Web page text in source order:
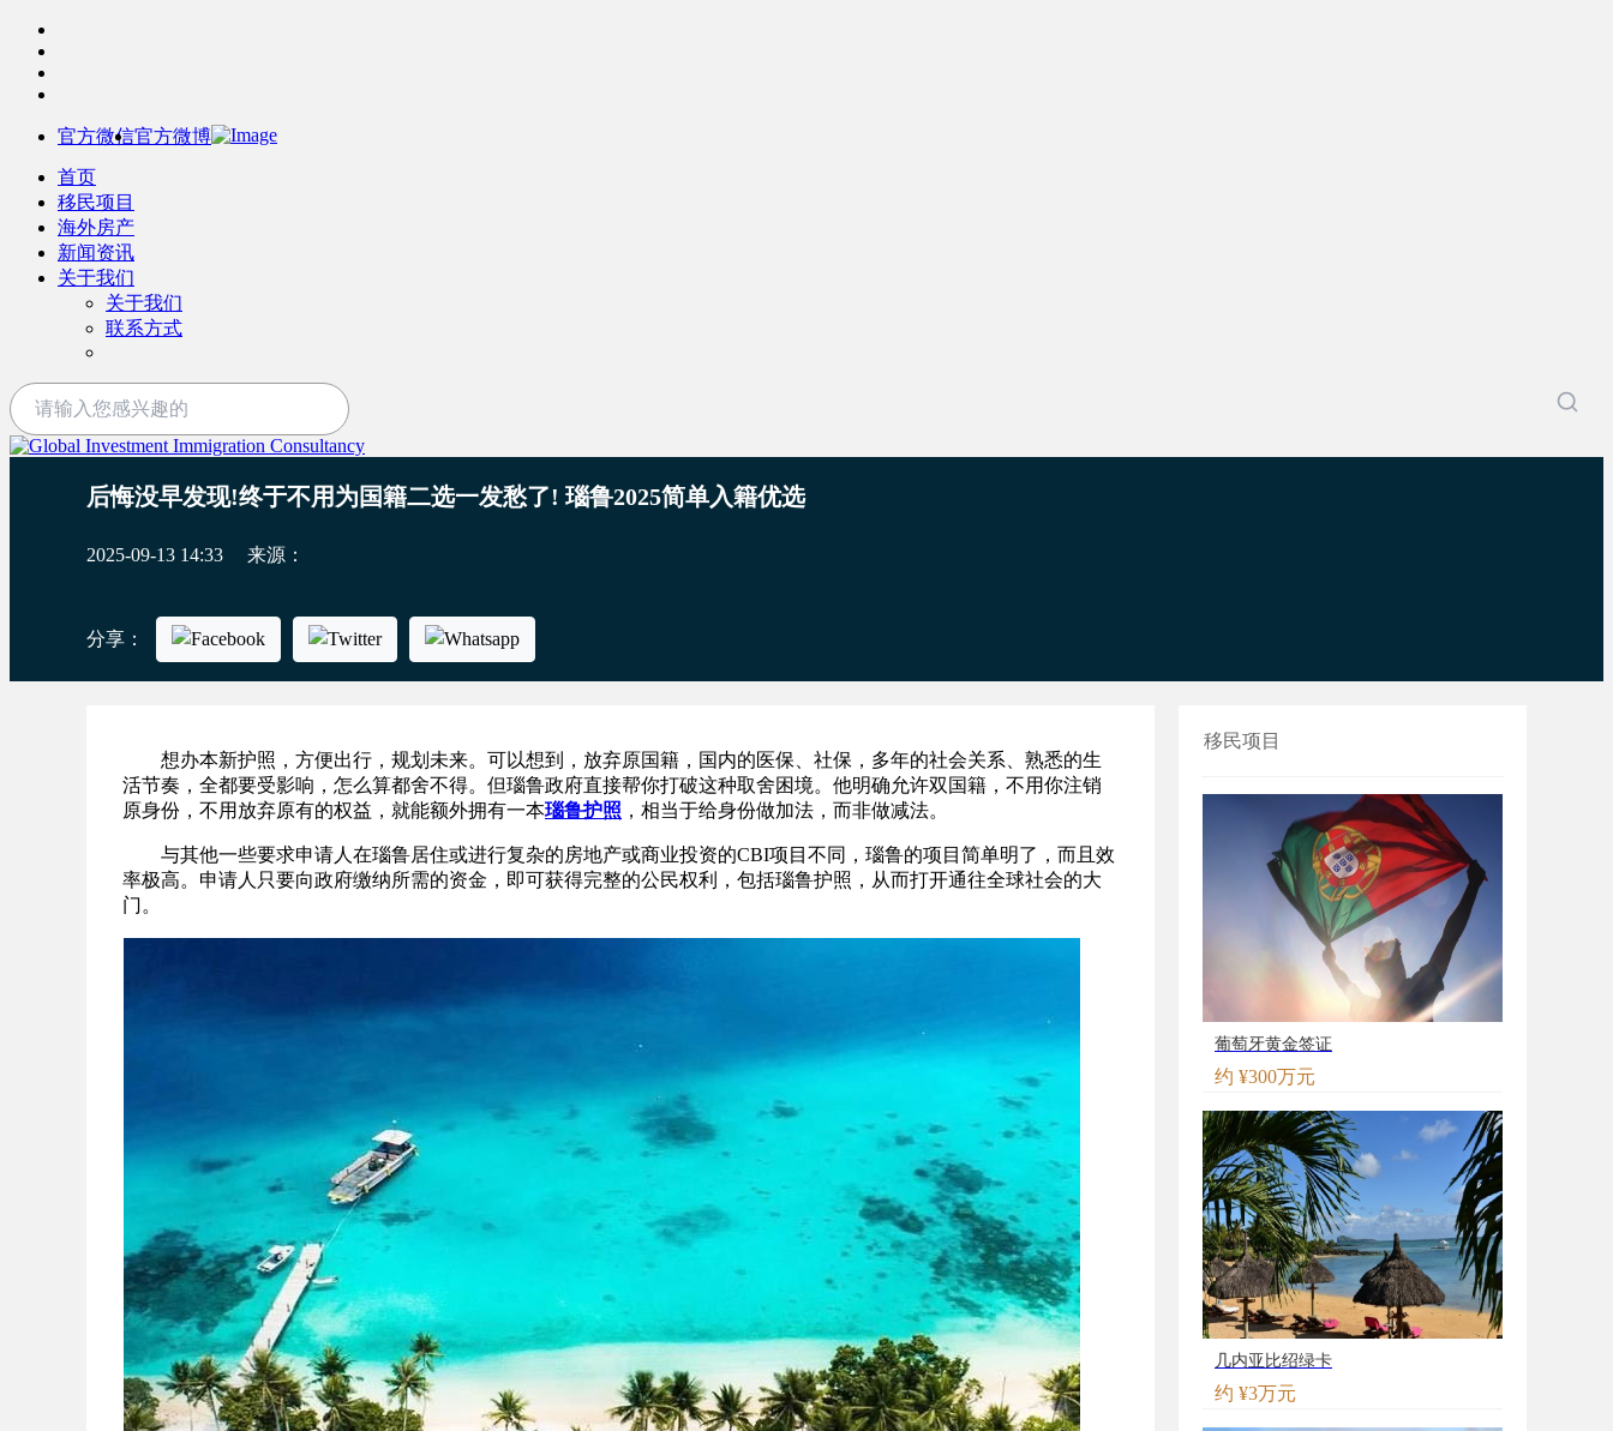
官方微信官方微博
首页
移民项目
海外房产
新闻资讯
关于我们
关于我们
联系方式
后悔没早发现!终于不用为国籍二选一发愁了! 瑙鲁2025简单入籍优选
2025-09-13 14:33 来源：
分享：
想办本新护照，方便出行，规划未来。可以想到，放弃原国籍，国内的医保、社保，多年的社会关系、熟悉的生
活节奏，全都要受影响，怎么算都舍不得。但瑙鲁政府直接帮你打破这种取舍困境。他明确允许双国籍，不用你注销
原身份，不用放弃原有的权益，就能额外拥有一本瑙鲁护照 ，相当于给身份做加法，而非做减法。
与其他一些要求申请人在瑙鲁居住或进行复杂的房地产或商业投资的CBI项目不同，瑙鲁的项目简单明了，而且效
率极高。申请人只要向政府缴纳所需的资金，即可获得完整的公民权利，包括瑙鲁护照，从而打开通往全球社会的大
门。
移民项目
葡萄牙黄金签证
约 ¥300万元
几内亚比绍绿卡
约 ¥3万元